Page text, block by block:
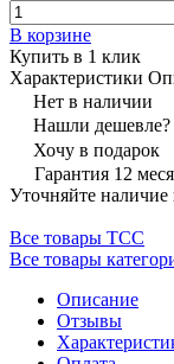
В корзине
Купить в 1 клик
Характеристики
Нет в наличии
Нашли дешевле?
Хочу в подарок
Гарантия 12
Уточняйте наличие
Все товары ТСС
Все товары
Описание
Отзывы